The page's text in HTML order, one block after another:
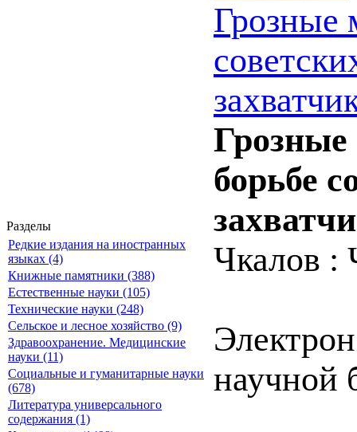
Разделы
Редкие издания на иностранных
языках (4)
Книжные памятники (388)
Естественные науки (105)
Технические науки (248)
Сельское и лесное хозяйство (9)
Здравоохранение. Медицинские
науки (11)
Социальные и гуманитарные науки
(678)
Литература универсального
содержания (1)
Грозные
Грозные
борьбе
Чкалов :
научной